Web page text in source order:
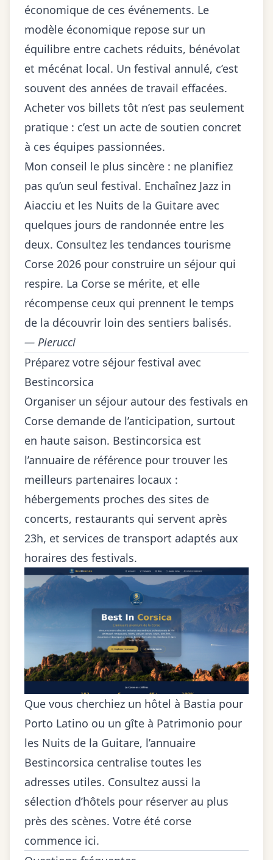
économique de ces événements. Le
modèle économique repose sur un
équilibre entre cachets réduits, bénévolat
et mécénat local. Un festival annulé, c’est
souvent des années de travail effacées.
Acheter vos billets tôt n’est pas seulement
pratique : c’est un acte de soutien concret
à ces équipes passionnées.
Mon conseil le plus sincère : ne planifiez
pas qu’un seul festival. Enchaînez Jazz in
Aiacciu et les Nuits de la Guitare avec
quelques jours de randonnée entre les
deux. Consultez les tendances tourisme
Corse 2026 pour construire un séjour qui
respire. La Corse se mérite, et elle
récompense ceux qui prennent le temps
de la découvrir loin des sentiers balisés.
— Pierucci
Préparez votre séjour festival avec
Bestincorsica
Organiser un séjour autour des festivals en
Corse demande de l’anticipation, surtout
en haute saison. Bestincorsica est
l’annuaire de référence pour trouver les
meilleurs partenaires locaux :
hébergements proches des sites de
concerts, restaurants qui servent après
23h, et services de transport adaptés aux
horaires des festivals.
Que vous cherchiez un hôtel à Bastia pour
Porto Latino ou un gîte à Patrimonio pour
les Nuits de la Guitare, l’annuaire
Bestincorsica centralise toutes les
adresses utiles. Consultez aussi la
sélection d’hôtels pour réserver au plus
près des scènes. Votre été corse
commence ici.